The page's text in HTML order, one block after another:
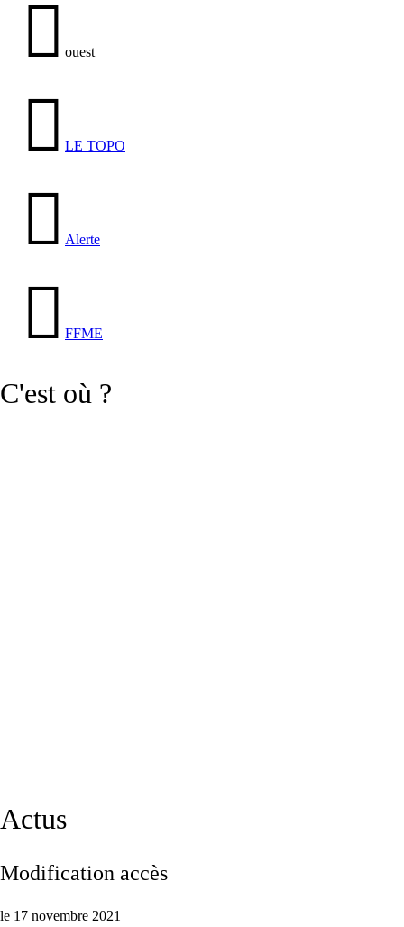
ouest
LE TOPO
Alerte
FFME
C'est où ?
Actus
Modification accès
le 17 novembre 2021